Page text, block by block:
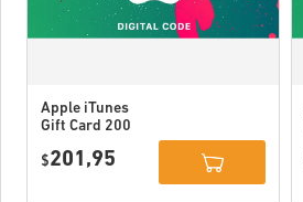
Apple iTunes
Gift Card 200
$201,95